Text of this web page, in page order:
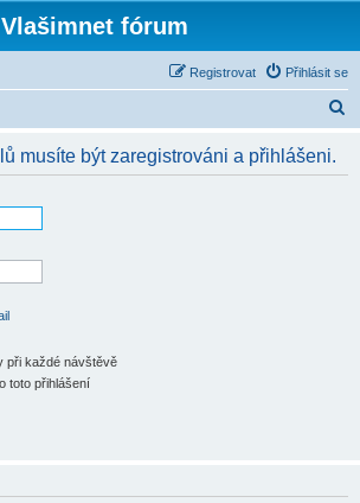
Vlašimnet fórum
Přihlásit se
Registrovat
musíte být zaregistrováni a přihlášeni.
při každé návštěvě
toto přihlášení